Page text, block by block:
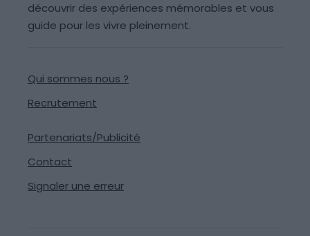
découvrir des expériences mémorables et vous
guide pour les vivre pleinement.
Qui sommes nous ?
Recrutement
Partenariats/Publicité
Contact
Signaler une erreur